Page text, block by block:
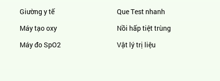
Giường y tế
Máy tạo oxy
Máy đo SpO2
Que Test nhanh
Nồi hấp tiệt trùng
Vật lý trị liệu